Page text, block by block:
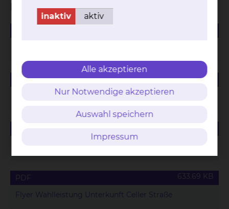
Download
PDF
Saisonales Menü für Wahlleistungspatienten
165.42 KB
PDF
Flyer Wahlleistung Unterkunft Celler Straße
633.69 KB
inaktiv aktiv
Alle akzeptieren
Nur Notwendige akzeptieren
Auswahl speichern
Impressum